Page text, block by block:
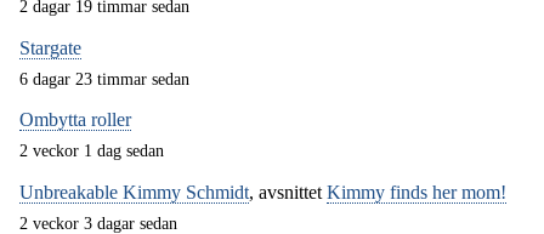
2 dagar 19 timmar sedan
Stargate
6 dagar 23 timmar sedan
Ombytta roller
2 veckor 1 dag sedan
Unbreakable Kimmy Schmidt, avsnittet Kimmy finds her mom!
2 veckor 3 dagar sedan